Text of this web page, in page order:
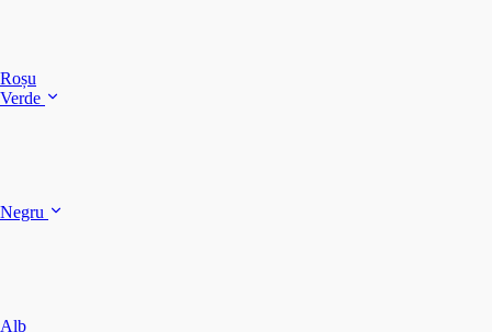
Roșu
Verde
Negru
Alb